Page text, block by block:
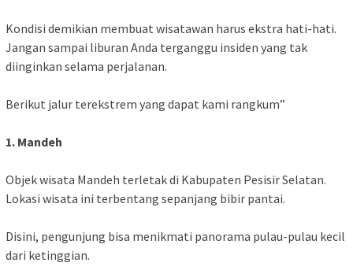
Kondisi demikian membuat wisatawan harus ekstra hati-hati.
Jangan sampai liburan Anda terganggu insiden yang tak
diinginkan selama perjalanan.
Berikut jalur terekstrem yang dapat kami rangkum”
1. Mandeh
Objek wisata Mandeh terletak di Kabupaten Pesisir Selatan.
Lokasi wisata ini terbentang sepanjang bibir pantai.
Disini, pengunjung bisa menikmati panorama pulau-pulau kecil
dari ketinggian.